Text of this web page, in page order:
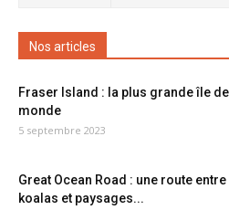
Nos articles
Fraser Island : la plus grande île
monde
5 septembre 2023
Great Ocean Road : une route
koalas et paysages...